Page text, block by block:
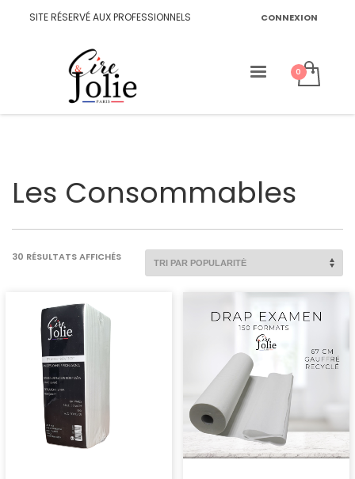
SITE RÉSERVÉ AUX PROFESSIONNELS CONNEXION
Les Consommables
30 RÉSULTATS AFFICHÉSTRIÉ